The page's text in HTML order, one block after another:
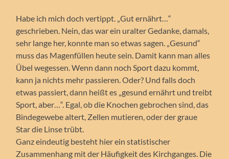
Habe ich mich doch vertippt. „Gut ernährt…“
geschrieben. Nein, das war ein uralter Gedanke, damals,
sehr lange her, konnte man so etwas sagen. „Gesund“
muss das Magenfüllen heute sein. Damit kann man alles
Übel wegessen. Wenn dann noch Sport dazu kommt,
kann ja nichts mehr passieren. Oder? Und falls doch
etwas passiert, dann heißt es „gesund ernährt und treibt
Sport, aber…“. Egal, ob die Knochen gebrochen sind, das
Bindegewebe altert, Zellen mutieren, oder der graue
Star die Linse trübt.
Ganz eindeutig besteht hier ein statistischer
Zusammenhang mit der Häufigkeit des Kirchganges. Die